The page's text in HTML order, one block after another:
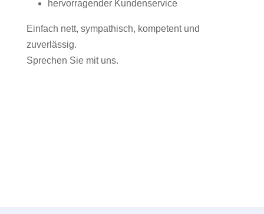
hervorragender Kundenservice
Einfach nett, sympathisch, kompetent und
zuverlässig.
Sprechen Sie mit uns.